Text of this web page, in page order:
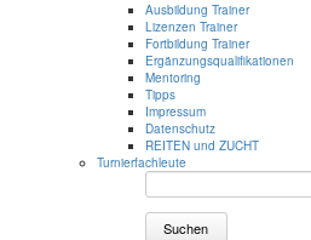
Ausbildung Trainer
Lizenzen Trainer
Fortbildung Trainer
Ergänzungsqualifikationen
Mentoring
Tipps
Impressum
Datenschutz
REITEN und ZUCHT
Turnierfachleute
Suchen